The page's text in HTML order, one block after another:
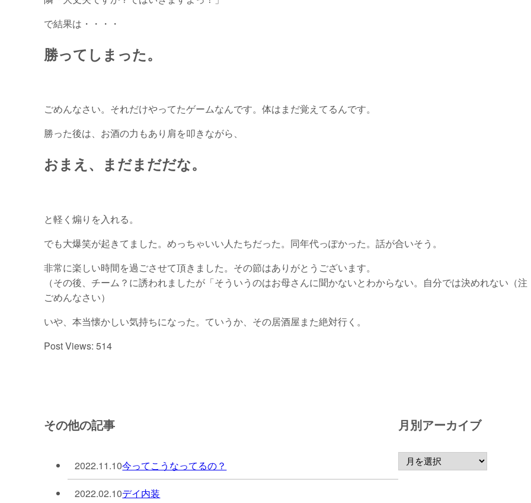
で結果は・・・・
勝ってしまった。
ごめんなさい。それだけやってたゲームなんです。体はまだ覚えてるんです。
勝った後は、お酒の力もあり肩を叩きながら、
おまえ、まだまだだな。
と軽く煽りを入れる。
でも大爆笑が起きてました。めっちゃいい人たちだった。同年代っぽかった。話が合いそう。
非常に楽しい時間を過ごさせて頂きました。その節はありがとうございます。
（その後、チーム？に誘われましたが「そういうのはお母さんに聞かないとわからない。自分では決めれない（
ごめんなさい）
いや、本当懐かしい気持ちになった。ていうか、その居酒屋また絶対行く。
Post Views: 514
その他の記事
2022.11.10今ってこうなってるの？
2022.02.10デイ内装
月別アーカイブ